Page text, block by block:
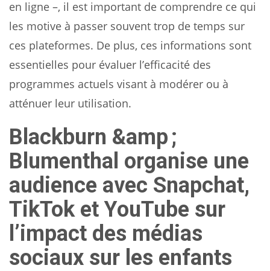
en ligne –, il est important de comprendre ce qui
les motive à passer souvent trop de temps sur
ces plateformes. De plus, ces informations sont
essentielles pour évaluer l’efficacité des
programmes actuels visant à modérer ou à
atténuer leur utilisation.
Blackburn &amp ;
Blumenthal organise une
audience avec Snapchat,
TikTok et YouTube sur
l’impact des médias
sociaux sur les enfants